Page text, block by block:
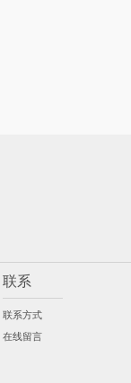
联系
联系方式
在线留言